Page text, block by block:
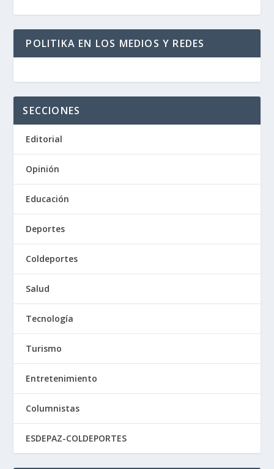
POLITIKA EN LOS MEDIOS Y REDES
SECCIONES
Editorial
Opinión
Educación
Deportes
Coldeportes
Salud
Tecnología
Turismo
Entretenimiento
Columnistas
ESDEPAZ-COLDEPORTES